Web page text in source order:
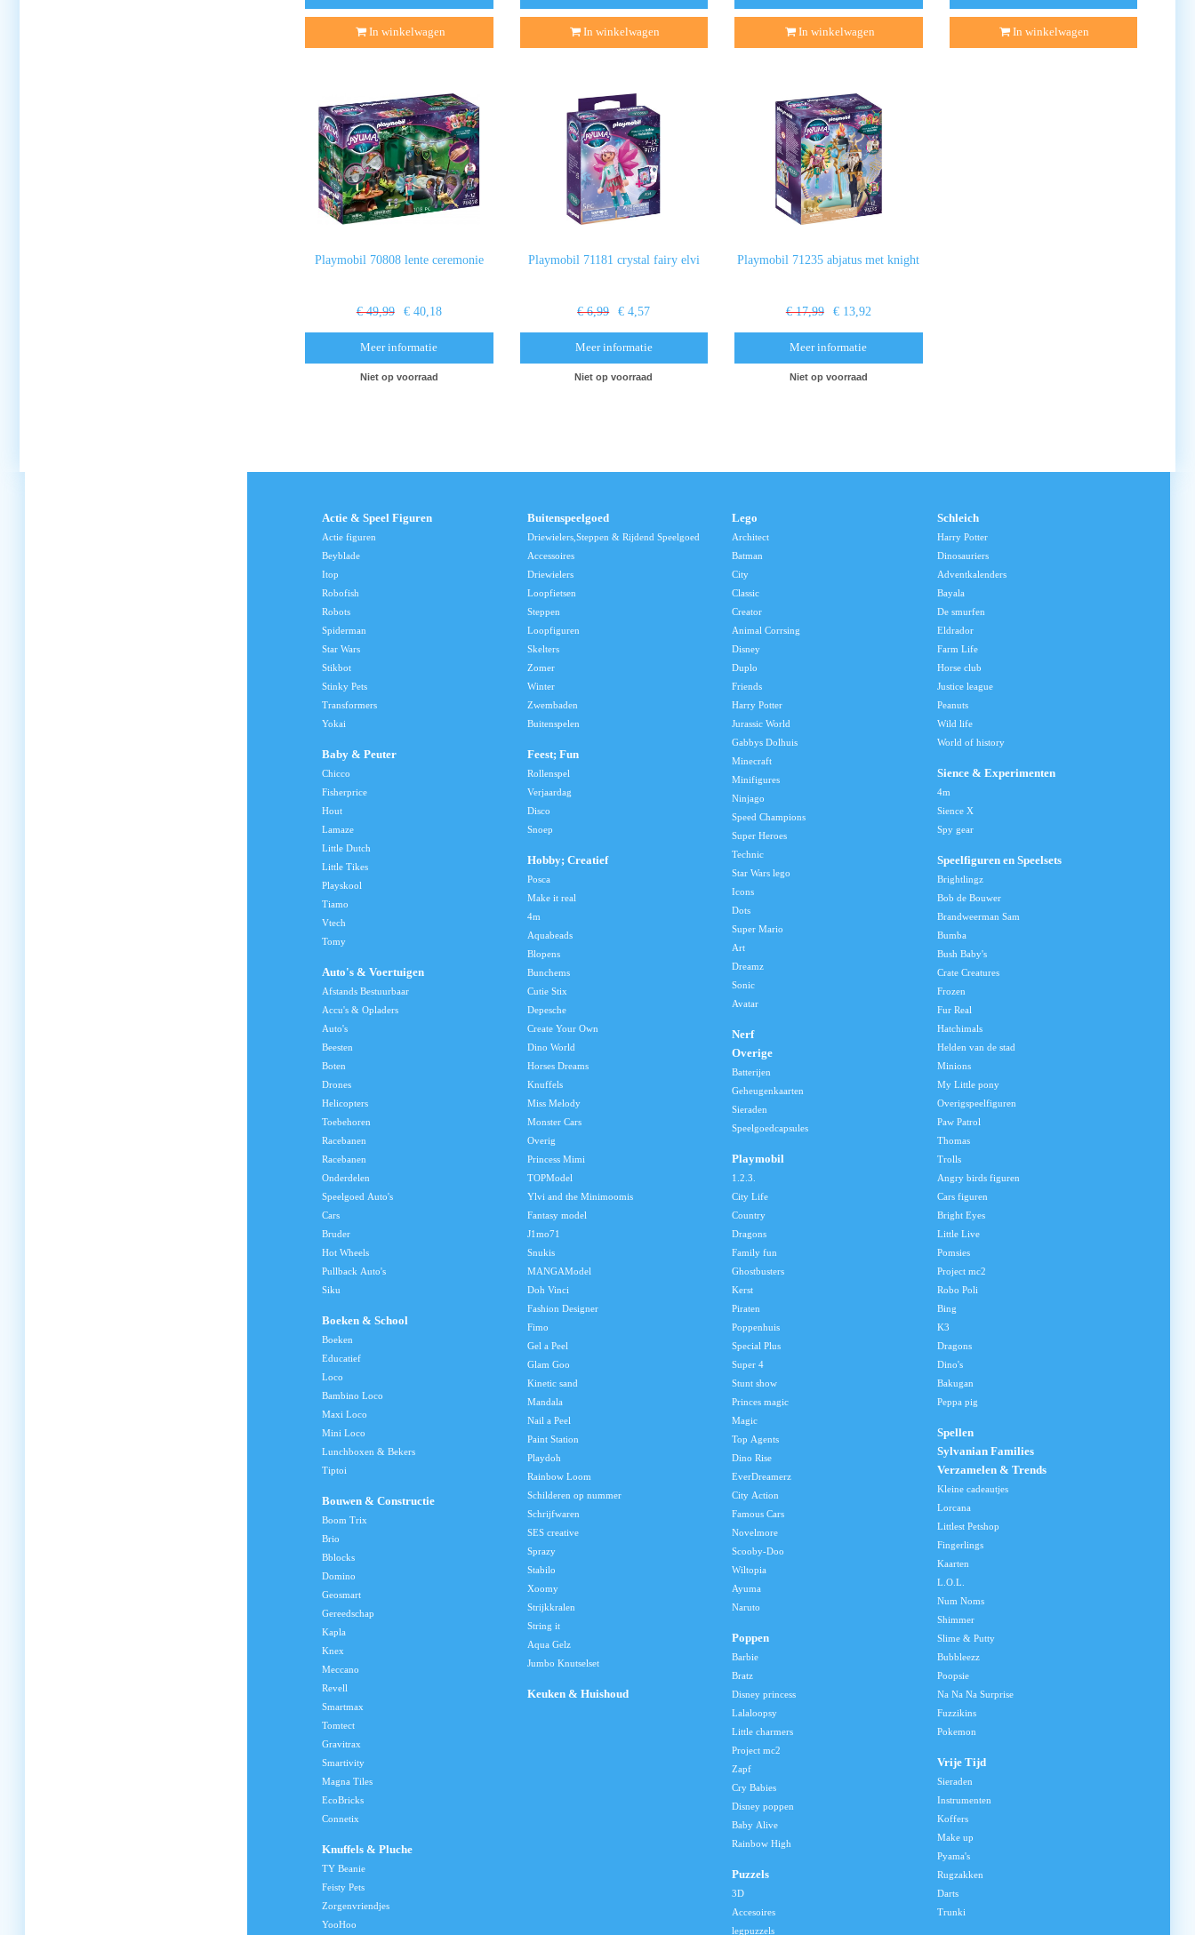
In winkelwagen In winkelwagen In winkelwagen In winkelwagen
Playmobil 70808 lente ceremonie
€ 49,99 € 40,18
Meer informatie
Niet op voorraad
Playmobil 71181 crystal fairy elvi
€ 6,99 € 4,57
Meer informatie
Niet op voorraad
Playmobil 71235 abjatus met knight
€ 17,99 € 13,92
Meer informatie
Niet op voorraad
Actie & Speel Figuren
Actie figuren
Beyblade
Itop
Robofish
Robots
Spiderman
Star Wars
Stikbot
Stinky Pets
Transformers
Yokai
Baby & Peuter
Chicco
Fisherprice
Hout
Lamaze
Little Dutch
Little Tikes
Playskool
Tiamo
Vtech
Tomy
Auto's & Voertuigen
Afstands Bestuurbaar
Accu's & Opladers
Auto's
Beesten
Boten
Drones
Helicopters
Toebehoren
Racebanen
Racebanen
Onderdelen
Speelgoed Auto's
Cars
Bruder
Hot Wheels
Pullback Auto's
Siku
Boeken & School
Boeken
Educatief
Loco
Bambino Loco
Maxi Loco
Mini Loco
Lunchboxen & Bekers
Tiptoi
Bouwen & Constructie
Boom Trix
Brio
Bblocks
Domino
Geosmart
Gereedschap
Kapla
Knex
Meccano
Revell
Smartmax
Tomtect
Gravitrax
Smartivity
Magna Tiles
EcoBricks
Connetix
Knuffels & Pluche
TY Beanie
Feisty Pets
Zorgenvriendjes
YooHoo
Buitenspeelgoed
Driewielers,Steppen & Rijdend Speelgoed
Accessoires
Driewielers
Loopfietsen
Steppen
Loopfiguren
Skelters
Zomer
Winter
Zwembaden
Buitenspelen
Feest; Fun
Rollenspel
Verjaardag
Disco
Snoep
Hobby; Creatief
Posca
Make it real
4m
Aquabeads
Blopens
Bunchems
Cutie Stix
Depesche
Create Your Own
Dino World
Horses Dreams
Knuffels
Miss Melody
Monster Cars
Overig
Princess Mimi
TOPModel
Ylvi and the Minimoomis
Fantasy model
J1mo71
Snukis
MANGAModel
Doh Vinci
Fashion Designer
Fimo
Gel a Peel
Glam Goo
Kinetic sand
Mandala
Nail a Peel
Paint Station
Playdoh
Rainbow Loom
Schilderen op nummer
Schrijfwaren
SES creative
Sprazy
Stabilo
Xoomy
Strijkkralen
String it
Aqua Gelz
Jumbo Knutselset
Keuken & Huishoud
Lego
Architect
Batman
City
Classic
Creator
Animal Corrsing
Disney
Duplo
Friends
Harry Potter
Jurassic World
Gabbys Dolhuis
Minecraft
Minifigures
Ninjago
Speed Champions
Super Heroes
Technic
Star Wars lego
Icons
Dots
Super Mario
Art
Dreamz
Sonic
Avatar
Nerf
Overige
Batterijen
Geheugenkaarten
Sieraden
Speelgoedcapsules
Playmobil
1.2.3.
City Life
Country
Dragons
Family fun
Ghostbusters
Kerst
Piraten
Poppenhuis
Special Plus
Super 4
Stunt show
Princes magic
Magic
Top Agents
Dino Rise
EverDreamerz
City Action
Famous Cars
Novelmore
Scooby-Doo
Wiltopia
Ayuma
Naruto
Poppen
Barbie
Bratz
Disney princess
Lalaloopsy
Little charmers
Project mc2
Zapf
Cry Babies
Disney poppen
Baby Alive
Rainbow High
Puzzels
3D
Accesoires
legpuzzels
Schleich
Harry Potter
Dinosauriers
Adventkalenders
Bayala
De smurfen
Eldrador
Farm Life
Horse club
Justice league
Peanuts
Wild life
World of history
Sience & Experimenten
4m
Sience X
Spy gear
Speelfiguren en Speelsets
Brightlingz
Bob de Bouwer
Brandweerman Sam
Bumba
Bush Baby's
Crate Creatures
Frozen
Fur Real
Hatchimals
Helden van de stad
Minions
My Little pony
Overigspeelfiguren
Paw Patrol
Thomas
Trolls
Angry birds figuren
Cars figuren
Bright Eyes
Little Live
Pomsies
Project mc2
Robo Poli
Bing
K3
Dragons
Dino's
Bakugan
Peppa pig
Spellen
Sylvanian Families
Verzamelen & Trends
Kleine cadeautjes
Lorcana
Littlest Petshop
Fingerlings
Kaarten
L.O.L.
Num Noms
Shimmer
Slime & Putty
Bubbleezz
Poopsie
Na Na Na Surprise
Fuzzikins
Pokemon
Vrije Tijd
Sieraden
Instrumenten
Koffers
Make up
Pyama's
Rugzakken
Darts
Trunki